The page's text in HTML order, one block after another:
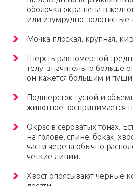
оболочка окрашена в
или изумрудно-золотистые
Мочка плоская, крупная,
Шерсть равномерной
телу, значительно больше
он кажется большим и
Подшерсток густой и
животное воспринимается
Окрас в сероватых тонах.
на голове, спине, боках,
части черепа обычно
четкие линии.
Хвост опоясывают черные